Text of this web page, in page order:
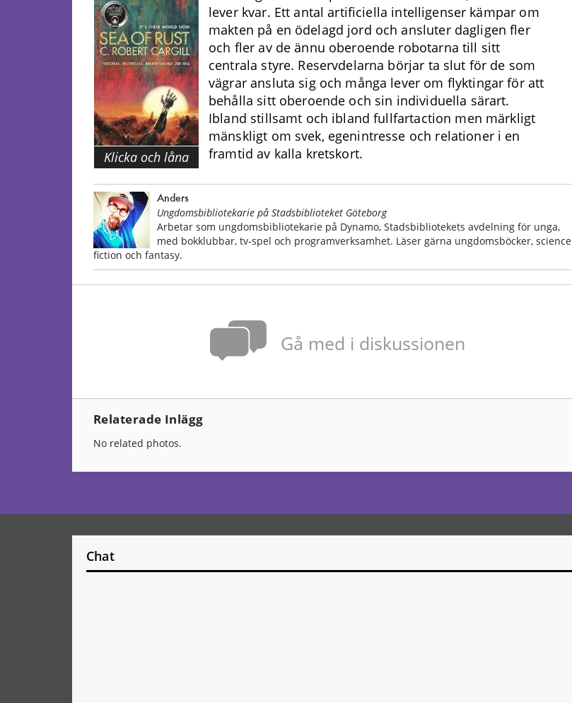
Klicka och låna
lever kvar. Ett antal artificiella intelligenser kämpar om
makten på en ödelagd jord och ansluter dagligen fler
och fler av de ännu oberoende robotarna till sitt
centrala styre. Reservdelarna börjar ta slut för de som
vägrar ansluta sig och många lever om flyktingar för att
behålla sitt oberoende och sin individuella särart.
Ibland stillsamt och ibland fullfartaction men märkligt
mänskligt om svek, egenintresse och relationer i en
framtid av kalla kretskort.
Anders
Ungdomsbibliotekarie på Stadsbiblioteket Göteborg
Arbetar som ungdomsbibliotekarie på Dynamo, Stadsbibliotekets avdelning för unga,
med bokklubbar, tv-spel och programverksamhet. Läser gärna ungdomsböcker, science
fiction och fantasy.
Gå med i diskussionen
Relaterade Inlägg
No related photos.
Chat